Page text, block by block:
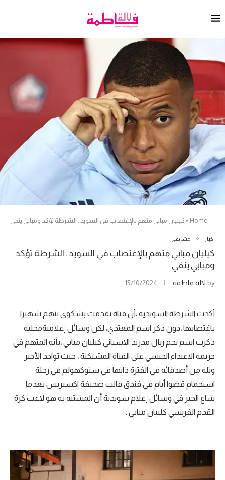
Home
» كيليان مبابي متهم بالإغتصاب في السويد : الشرطة تؤكد ومبابي ينفي
أخبار مشاهير
كيليان مبابي متهم بالإغتصاب في السويد : الشرطة تؤكد
ومبابي ينفي
by لالة فاطمة 15/10/2024
أكدت الشرطة السويدية ،أن فتاة تقدمت بشكوى تتهم شهيرا
باغتصابها ،دون ذكر اسم المعتدي، لكن وسائل إعلاميةمحلية
ذكرت اسم نجم ريال مدريد الاسباني كيليان مبابي ،بأنه المتهم في
جريمة الاعتداء الجنسي على الفتاة المشتكية ، حيث تواجد الأخير
وثلة من أصدقائه في الفترة ذاتها في ستوكهولم في رحلة
استجمام قضوا أيام في فندق قالت صحيفة اكسبريس بعدما
شاع الخبر في وسائل إعلام سويدية أن المشتبه به هو لاعب كرة
القدم الفرنسي كلييان مبابي .